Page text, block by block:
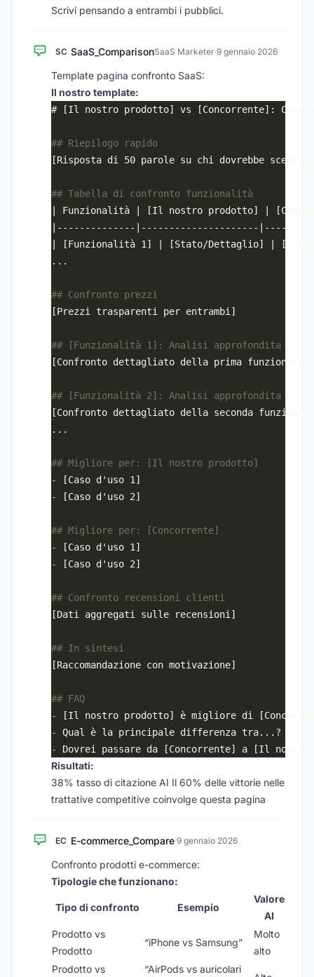
Scrivi pensando a entrambi i pubblici.
SC SaaS_ComparisonSaaS Marketer·9 gennaio 2026
Template pagina confronto SaaS:
Il nostro template:
-
-
-
-
-
-
-
Risultati:
38% tasso di citazione AI Il 60% delle vittorie nelle
trattative competitive coinvolge questa pagina
EC E-commerce_Compare·9 gennaio 2026
Confronto prodotti e-commerce:
Tipologie che funzionano:
Tipo di confronto Esempio
Valore
AI
Prodotto vs
Prodotto
“iPhone vs Samsung”
Molto
alto
Prodotto vs
“AirPods vs auricolari